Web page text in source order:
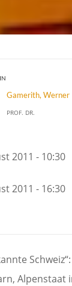
Gamerith, Werner
PROF. DR.
2011 - 10:30
2011 - 16:30
Alpenstaat